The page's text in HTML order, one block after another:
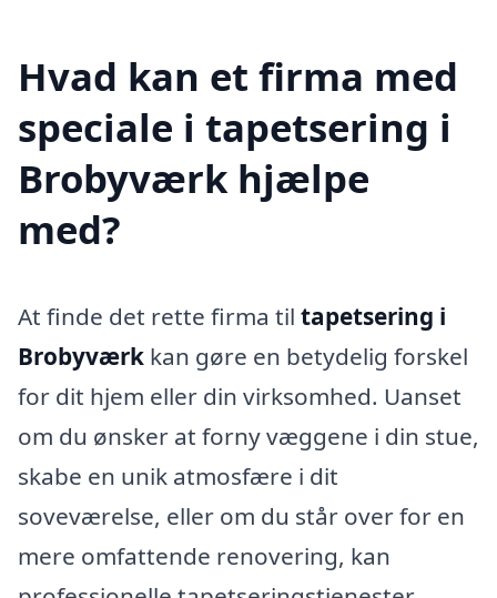
Hvad kan et firma med
speciale i tapetsering i
Brobyværk hjælpe
med?
At finde det rette firma til tapetsering i
Brobyværk kan gøre en betydelig forskel
for dit hjem eller din virksomhed. Uanset
om du ønsker at forny væggene i din stue,
skabe en unik atmosfære i dit
soveværelse, eller om du står over for en
mere omfattende renovering, kan